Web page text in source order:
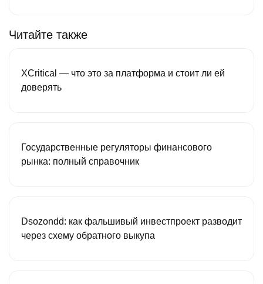
Читайте также
XCritical — что это за платформа и стоит ли ей
доверять
Государственные регуляторы финансового
рынка: полный справочник
Dsozondd: как фальшивый инвестпроект разводит
через схему обратного выкупа